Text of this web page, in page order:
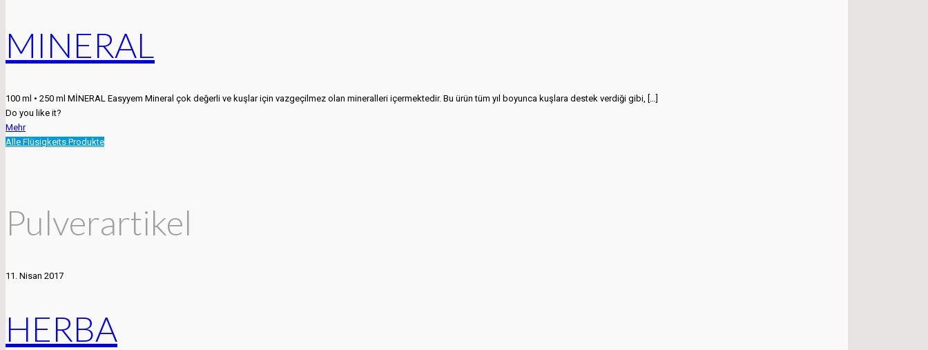
MINERAL
100 ml • 250 ml MİNERAL Easyyem Mineral çok değerli ve kuşlar için vazgeçilmez olan mineralleri içermektedir. Bu ürün tüm yıl boyunca kuşlara destek verdiği gibi, […]
Do you like it?
Mehr
Alle Flüsigkeits Produkte
Pulverartikel
11. Nisan 2017
HERBA